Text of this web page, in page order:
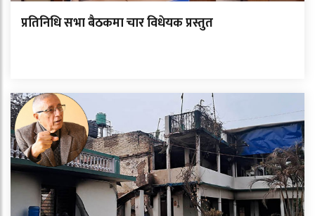
प्रतिनिधि सभा बैठकमा चार विधेयक प्रस्तुत